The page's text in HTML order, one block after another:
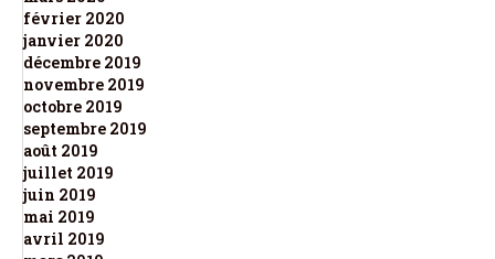
février 2020
janvier 2020
décembre 2019
novembre 2019
octobre 2019
septembre 2019
août 2019
juillet 2019
juin 2019
mai 2019
avril 2019